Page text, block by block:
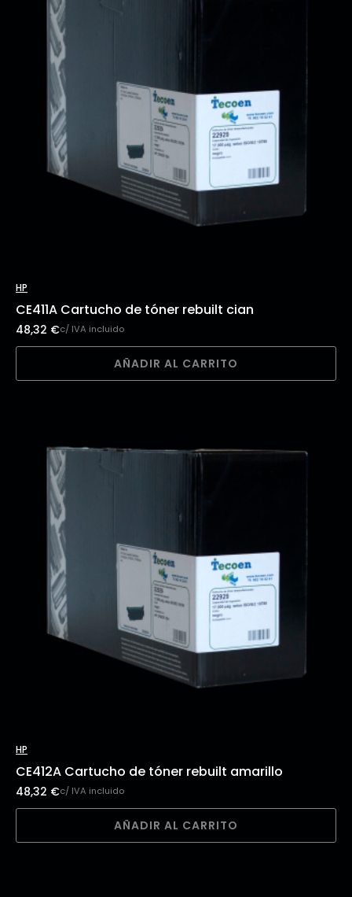
HP
CE411A Cartucho de tóner rebuilt cian
48,32 €c/ IVA incluido
AÑADIR AL CARRITO
HP
CE412A Cartucho de tóner rebuilt amarillo
48,32 €c/ IVA incluido
AÑADIR AL CARRITO